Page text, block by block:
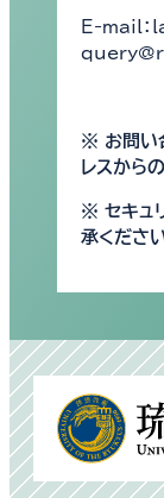
E-mail：
※ お問い
レスから
※ セキュ
承ください